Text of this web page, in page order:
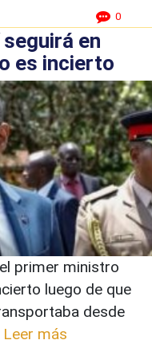
0
en
es incierto
primer ministro
luego de que
desde
Leer más